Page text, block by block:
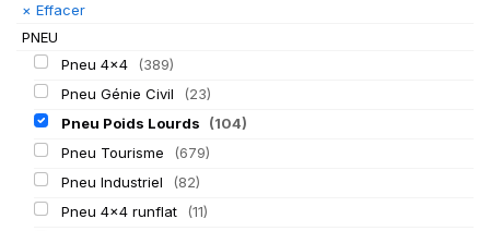
× Effacer
PNEU
Pneu 4x4
(389)
Pneu Génie Civil
(23)
Pneu Poids Lourds
(104)
Pneu Tourisme
(679)
Pneu Industriel
(82)
Pneu 4x4 runflat
(11)